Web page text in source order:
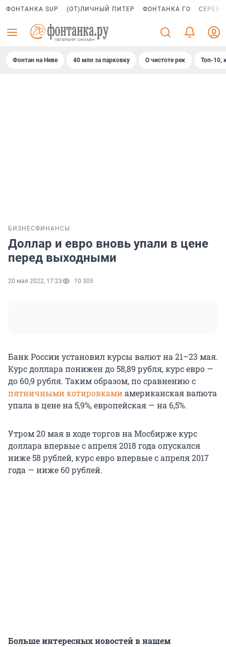
ФОНТАНКА SUP (ОТ)ЛИЧНЫЙ ПИТЕР ФОНТАНКА ГО
Фонтан на Неве 40 млн за парковку О чистоте рек Топ-10,
БИЗНЕСФИНАНСЫ
Доллар и евро вновь упали в цене
перед выходными
20 мая 2022, 17:23 10 305
Банк России установил курсы валют на 21–23 мая.
Курс доллара понижен до 58,89 рубля, курс евро —
до 60,9 рубля. Таким образом, по сравнению с
пятничными котировкамиамериканская валюта
упала в цене на 5,9%, европейская — на 6,5%.
Утром 20 мая в ходе торгов на Мосбирже курс
доллара впервые с апреля 2018 года опускался
ниже 58 рублей, курс евро впервые с апреля 2017
года — ниже 60 рублей.
Больше интересных новостей в нашем